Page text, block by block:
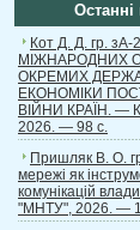
Кот Д. Д. гр.
МІЖНАРОДНИХ
ОКРЕМИХ
ЕКОНОМІКИ
ВІЙНИ КРАЇН. —
2026. — 98 с.
Пришляк В. О.
мережі як
комунікацій
"МНТУ", 2026. —